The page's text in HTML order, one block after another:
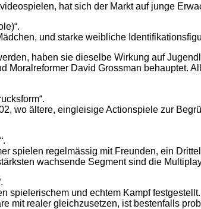
hat sich der Markt auf junge
und starke weibliche
haben sie dieselbe Wirkung auf
David Grossman behauptet.
wo ältere, eingleisige Actionspiele zur
spielen regelmässig mit Freunden, ein
wachsende Segment sind die
spielerischem und echtem Kampf
mit realer gleichzusetzen, ist bestenfalls